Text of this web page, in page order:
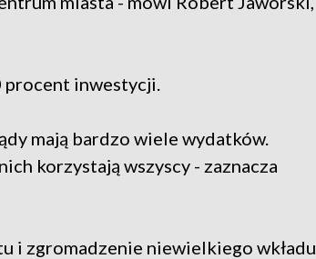
procent inwestycji.
mają bardzo wiele wydatków.
korzystają wszyscy - zaznacza
i zgromadzenie niewielkiego wkładu